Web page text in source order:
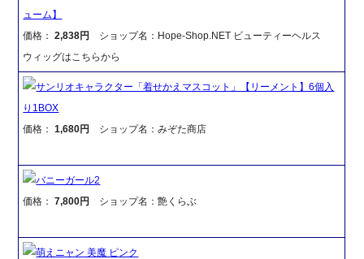
ューム】
価格：2,838円
ショップ名：Hope-Shop.NET ビューティーヘルス
ウィッグはこちらから
サンリオキャラクター「着せかえマスコット」【リーメント】6個入
り1BOX
価格：1,680円 ショップ名：みぞた商店
バニーガール2
価格：7,800円 ショップ名：艶くらぶ
萌えニャン 美魔 ピンク